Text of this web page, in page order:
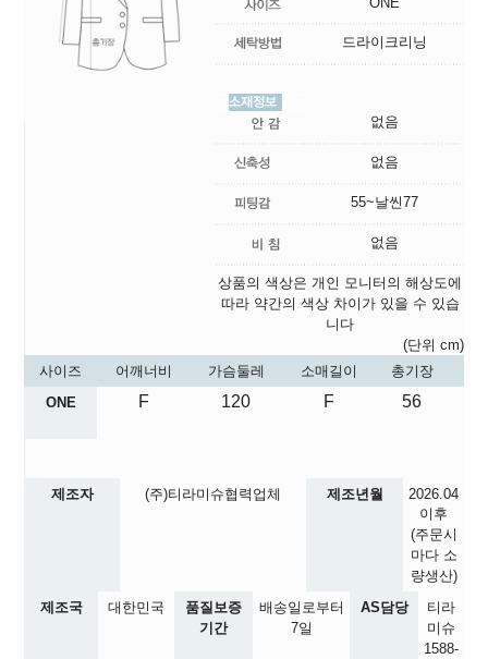
드라이크리닝
없음
없음
55~날씬77
없음
상품의 색상은 개인 모니터의 해상도에
따라 약간의 색상 차이가 있을 수 있습
니다
(단위 cm)
사이즈
어깨너비 가슴둘레 소매길이
총기장
ONE
F 120 F 56
제조자 (주)티라미슈협력업체 제조년월
2026.04
이후
(주문시
마다 소
량생산)
제조국
대한민국
품질보증
기간
배송일로부터
7일
AS담당
티라
미슈
1588-